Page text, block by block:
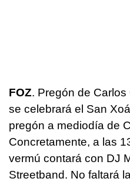
FOZ. Pregón de
se celebrará el San
pregón a mediodía de
Concretamente, a las
vermú contará con DJ
Streetband. No faltará